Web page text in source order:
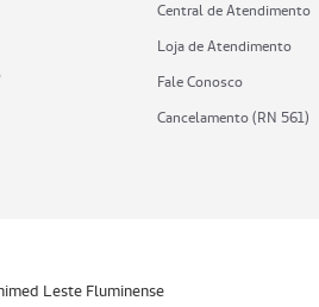
Central de Atendimento
Loja de Atendimento
Fale Conosco
Cancelamento (RN 561)
Leste Fluminense